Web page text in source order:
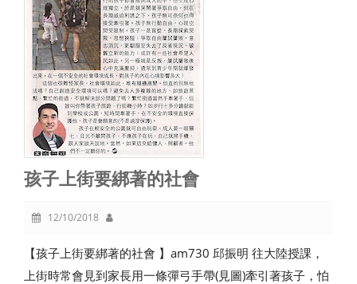
孩子上街要綁著的社會
12/10/2018
【孩子上街要綁著的社會 】am730 邱振明 往大陸授課，
上街時常會見到家長用一條彈弓手帶(見圖)牽引著孩子，怕